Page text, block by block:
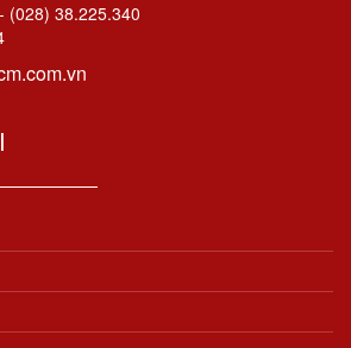
(028) 38.225.340